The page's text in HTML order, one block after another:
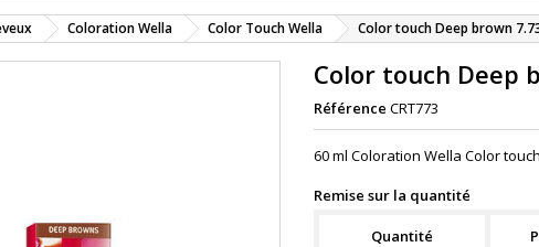
Coloration Wella Color Touch Wella Color touch Deep brown
Color touch Deep
Référence CRT773
60 ml Coloration Wella Color
Remise sur la quantité
Quantité